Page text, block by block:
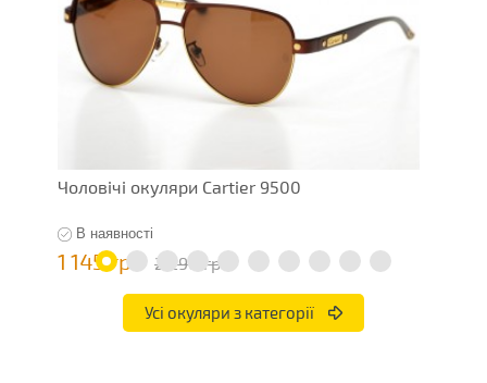
Чоловічі окуляри Cartier 9500
В наявності
1 145 грн 2 290 грн
Усі окуляри з категорії